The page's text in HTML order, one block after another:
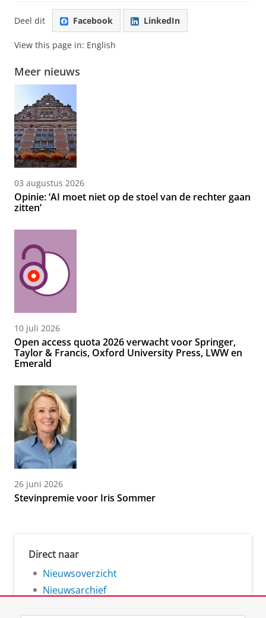
Deel dit Facebook LinkedIn
View this page in: English
Meer nieuws
03 augustus 2026
Opinie: ‘AI moet niet op de stoel van de rechter gaan
zitten’
10 juli 2026
Open access quota 2026 verwacht voor Springer,
Taylor & Francis, Oxford University Press, LWW en
Emerald
26 juni 2026
Stevinpremie voor Iris Sommer
Direct naar
Nieuwsoverzicht
Nieuwsarchief